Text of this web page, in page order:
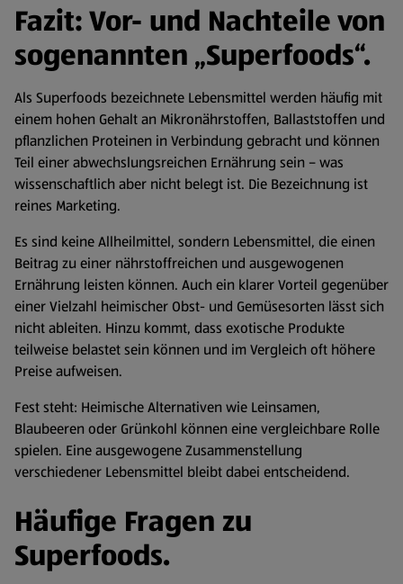
Fazit: Vor- und Nachteile von
sogenannten „Superfoods“.
Als Superfoods bezeichnete Lebensmittel werden häufig mit
einem hohen Gehalt an Mikronährstoffen, Ballaststoffen und
pflanzlichen Proteinen in Verbindung gebracht und können
Teil einer abwechslungsreichen Ernährung sein – was
wissenschaftlich aber nicht belegt ist. Die Bezeichnung ist
reines Marketing.
Es sind keine Allheilmittel, sondern Lebensmittel, die einen
Beitrag zu einer nährstoffreichen und ausgewogenen
Ernährung leisten können. Auch ein klarer Vorteil gegenüber
einer Vielzahl heimischer Obst- und Gemüsesorten lässt sich
nicht ableiten. Hinzu kommt, dass exotische Produkte
teilweise belastet sein können und im Vergleich oft höhere
Preise aufweisen.
Fest steht: Heimische Alternativen wie Leinsamen,
Blaubeeren oder Grünkohl können eine vergleichbare Rolle
spielen. Eine ausgewogene Zusammenstellung
verschiedener Lebensmittel bleibt dabei entscheidend.
Häufige Fragen zu
Superfoods.